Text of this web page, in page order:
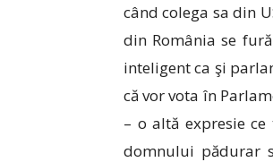
când colega sa din
din România se
inteligent ca şi
că vor vota în
– o altă expresie
domnului pădurar